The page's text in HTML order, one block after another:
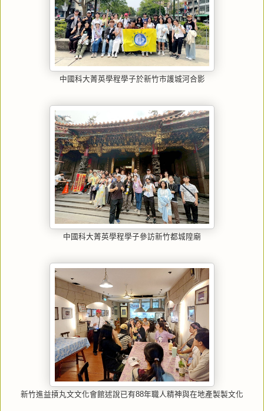
中國科大菁英學程學子於新竹市護城河合影
中國科大菁英學程學子參訪新竹都城隍廟
新竹進益摃丸文文化會館述說已有88年職人精神與在地產製製文化